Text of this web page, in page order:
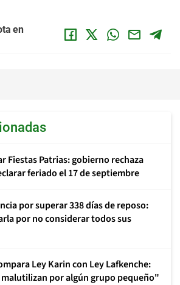
en
Fiestas Patrias: gobierno rechaza
feriado el 17 de septiembre
por superar 338 días de reposo:
por no considerar todos sus
Ley Karin con Ley Lafkenche:
malutilizan por algún grupo pequeño"